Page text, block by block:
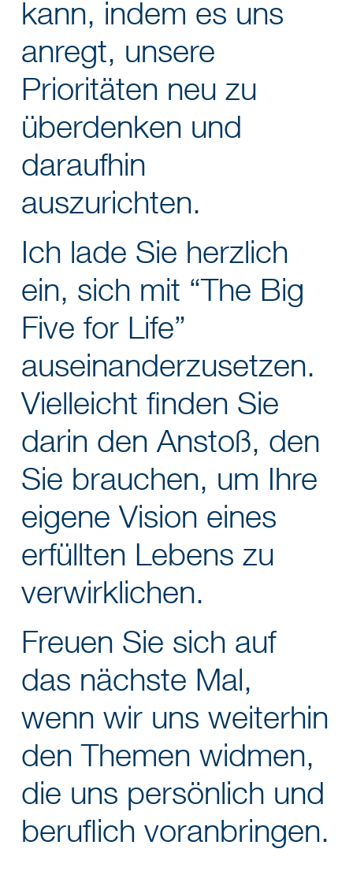
kann, indem es uns
anregt, unsere
Prioritäten neu zu
überdenken und
daraufhin
auszurichten.
Ich lade Sie herzlich
ein, sich mit “The Big
Five for Life”
auseinanderzusetzen.
Vielleicht finden Sie
darin den Anstoß, den
Sie brauchen, um Ihre
eigene Vision eines
erfüllten Lebens zu
verwirklichen.
Freuen Sie sich auf
das nächste Mal,
wenn wir uns weiterhin
den Themen widmen,
die uns persönlich und
beruflich voranbringen.